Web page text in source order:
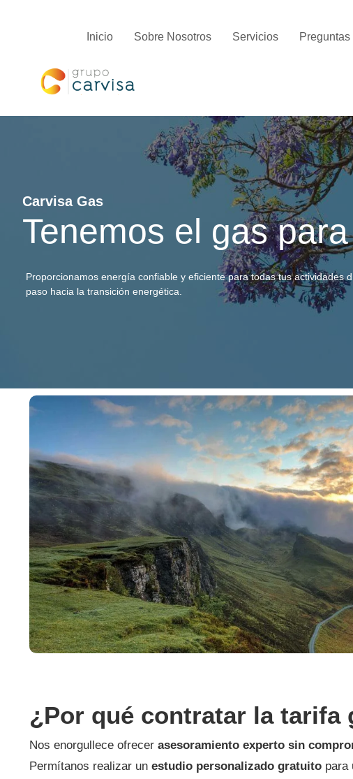
Inicio Sobre Nosotros Servicios
Carvisa Gas
Tenemos el gas
Proporcionamos energía confiable y eficiente para todas tus actividades
paso hacia la transición energética.
¿Por qué contratar la tarifa
Nos enorgullece ofrecer asesoramiento experto sin
Permítanos realizar un estudio personalizado gratuito para